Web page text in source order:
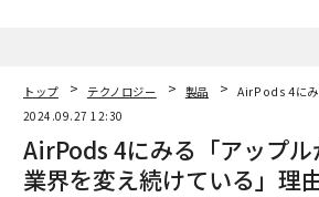
トップ テクノロジー 製品
AirPods 4にみ
2024.09.27 12:30
AirPods 4にみる「アップル
業界を変え続けている」理